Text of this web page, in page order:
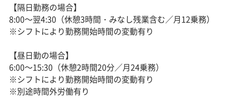
【隔日勤務の場合】
8:00～翌4:30（休憩3時間・みなし残業含む／月12乗務）
※シフトにより勤務開始時間の変動有り
【昼日勤の場合】
6:00～15:30（休憩2時間20分／月24乗務）
※シフトにより勤務開始時間の変動有り
※別途時間外労働有り